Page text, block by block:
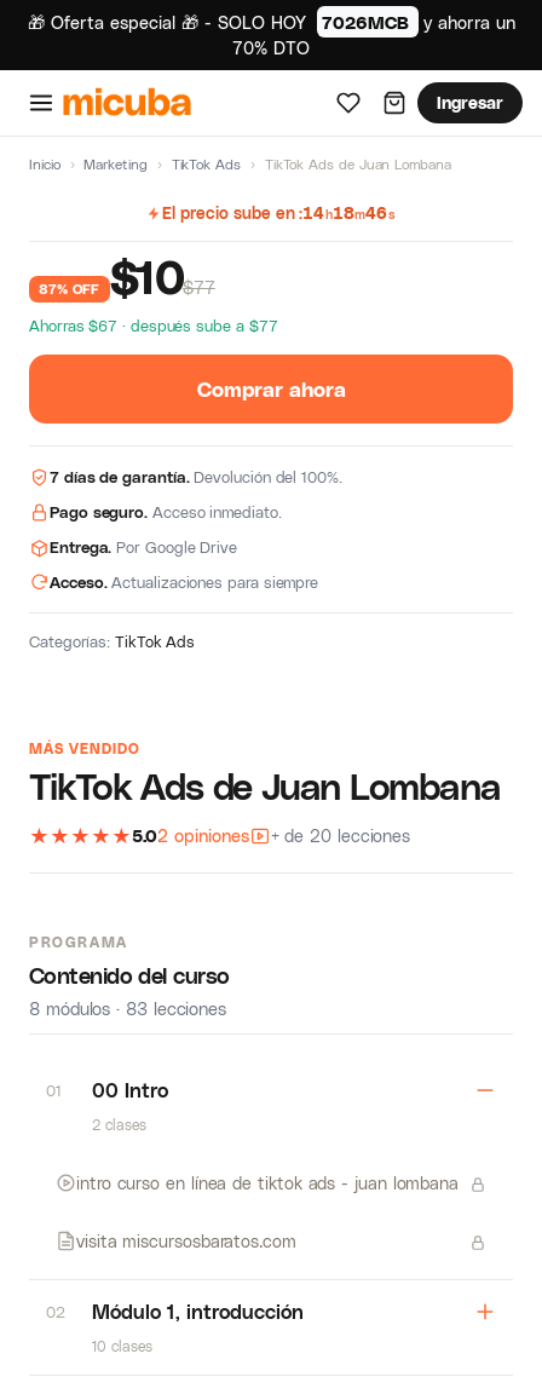
🎁 Oferta especial 🎁 - SOLO HOY 7026MCB
y ahorra un
70% DTO
Ingresar
Inicio › Marketing › TikTok Ads › TikTok Ads de Juan Lombana
MÁS VENDIDO
TikTok Ads de Juan Lombana
★ ★ ★ ★ ★5.02 opiniones + de 20 lecciones
PROGRAMA
Contenido del curso
8 módulos · 83 lecciones
01 00 Intro
2 clases
intro curso en línea de tiktok ads - juan lombana
visita miscursosbaratos.com
02 Módulo 1, introducción
10 clases
El precio sube en 14h18m45s
87% OFF $10$77
Ahorras $67 · después sube a $77
Comprar ahora
7 días de garantía.Devolución del 100%.
Pago seguro. Acceso inmediato.
Entrega. Por Google Drive
Acceso.Actualizaciones para siempre
Categorías:TikTok Ads